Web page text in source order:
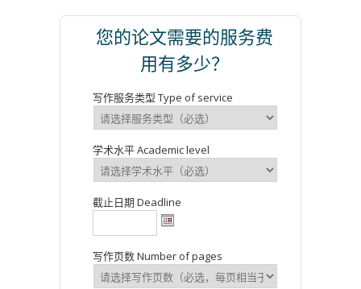
您的论文需要的服务费
用有多少？
写作服务类型 Type of service
学术水平 Academic level
截止日期 Deadline
写作页数 Number of pages